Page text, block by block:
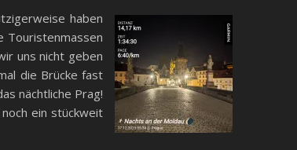
haben
Touristenmassen
uns nicht geben
die Brücke fast
nächtliche Prag!
ein stückweit